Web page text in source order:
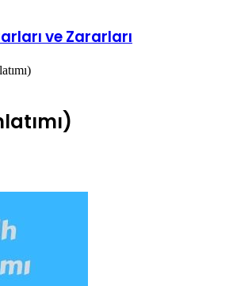
ve Zararları